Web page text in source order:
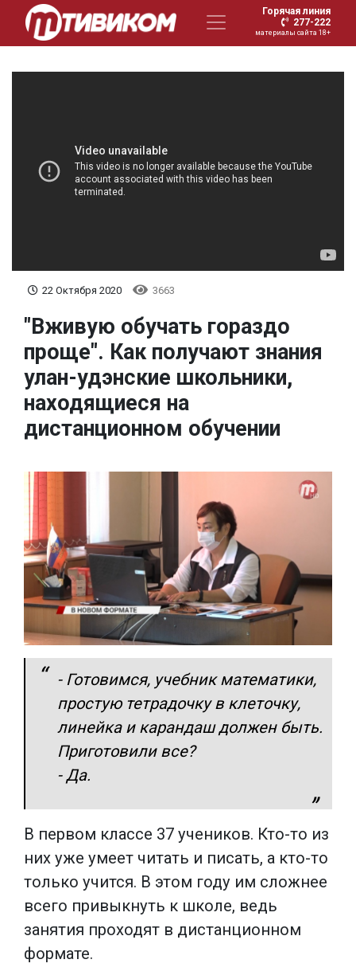
Горячая линия
277-222
материалы сайта 18+
22 Октября 2020 3663
"Вживую обучать гораздо
проще". Как получают знания
улан-удэнские школьники,
находящиеся на
дистанционном обучении
- Готовимся, учебник математики,
простую тетрадочку в клеточку,
линейка и карандаш должен быть.
Приготовили все?
- Да.
В первом классе 37 учеников. Кто-то из
них уже умеет читать и писать, а кто-то
только учится. В этом году им сложнее
всего привыкнуть к школе, ведь
занятия проходят в дистанционном
формате.